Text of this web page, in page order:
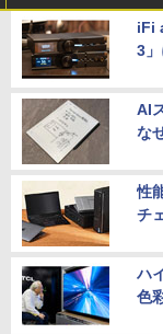
iFi
3
AI
な
性
チ
ハ
色